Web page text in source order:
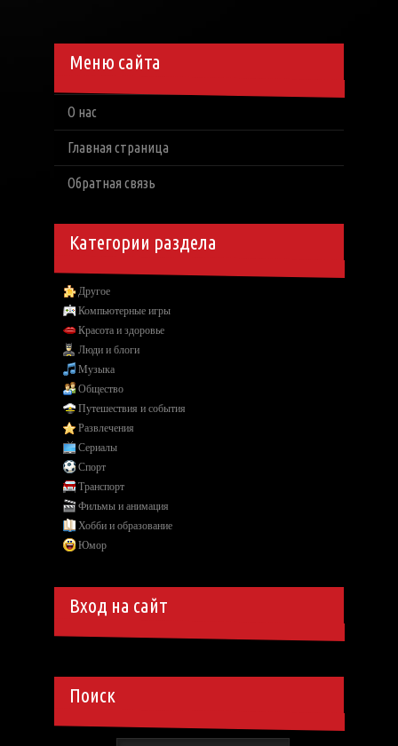
Меню сайта
О нас
Главная страница
Обратная связь
Категории раздела
Другое
Компьютерные игры
Красота и здоровье
Люди и блоги
Музыка
Общество
Путешествия и события
Развлечения
Сериалы
Спорт
Транспорт
Фильмы и анимация
Хобби и образование
Юмор
Вход на сайт
Поиск